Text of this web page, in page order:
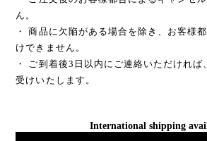
ん。
・ 商品に欠陥がある場合を除き、お客様
けできません。
・ ご到着後3日以内にご連絡いただければ
受けいたします。
International shipping